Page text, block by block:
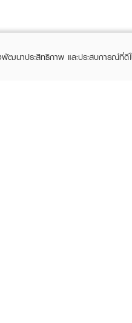
อพัฒนาประสิทธิภาพ และประสบการณ์ที่